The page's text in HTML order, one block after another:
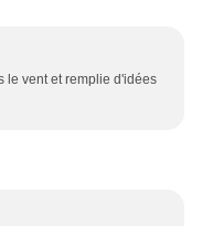
le vent et remplie d'idées